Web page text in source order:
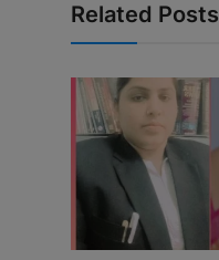
Related Posts